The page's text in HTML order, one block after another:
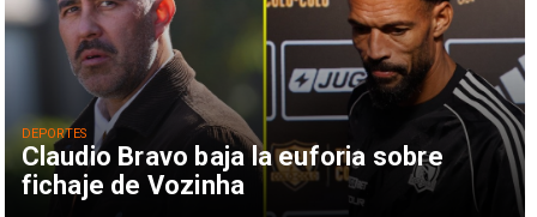
Claudio Bravo baja la euforia sobre
fichaje de Vozinha
DEPORTES